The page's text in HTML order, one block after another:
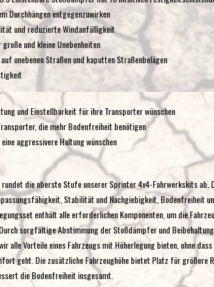
Durchhängen entgegenzuwirken
und reduzierte Windanfälligkeit
und kleine Unebenheiten
unebenen Straßen und kaputten Straßenbelägen
und Einstellbarkeit für ihre Transporter wünschen
die mehr Bodenfreiheit benötigen
aggressivere Haltung wünschen
rundet die oberste Stufe unserer Sprinter 4x4-Fahrwerkskits ab.
Stabilität und Nachgiebigkeit, Bodenfreiheit
enthält alle erforderlichen Komponenten, um die
sorgfältige Abstimmung der Stoßdämpfer und
alle Vorteile eines Fahrzeugs mit Höherlegung bieten, ohne
geht. Die zusätzliche Fahrzeughöhe bietet Platz für größere
die Bodenfreiheit insgesamt.